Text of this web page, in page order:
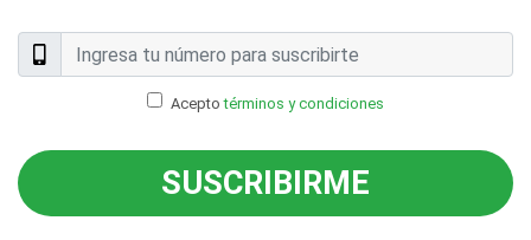
Aceptotérminos y condiciones
SUSCRIBIRME